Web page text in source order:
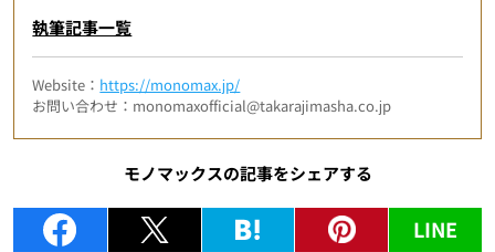
執筆記事一覧
Website： https://monomax.jp/
お問い合わせ：monomaxofficial@takarajimasha.co.jp
モノマックスの記事をシェアする
LINE